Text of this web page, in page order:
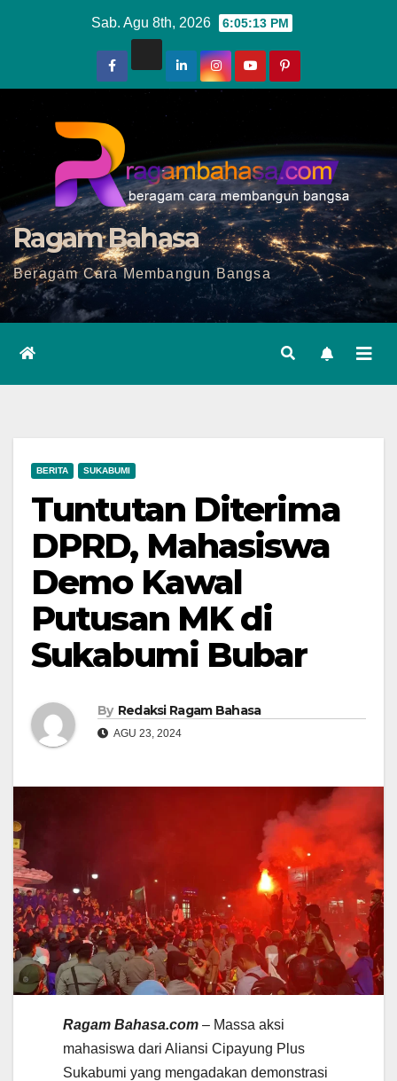
Sab. Agu 8th, 2026 6:05:15 PM
Ragam Bahasa
Beragam Cara Membangun Bangsa
BERITA SUKABUMI
Tuntutan Diterima
DPRD, Mahasiswa
Demo Kawal
Putusan MK di
Sukabumi Bubar
By Redaksi Ragam Bahasa
AGU 23, 2024
Ragam Bahasa.com – Massa aksi
mahasiswa dari Aliansi Cipayung Plus
Sukabumi yang mengadakan demonstrasi